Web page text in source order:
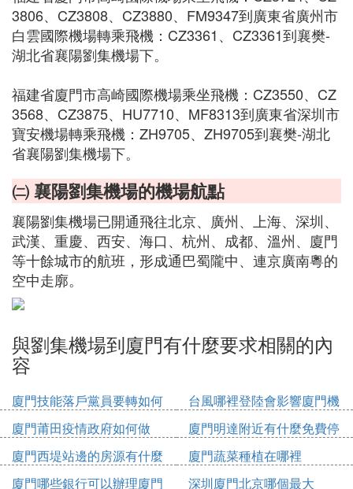
3806、CZ3808、CZ3880、FM9347到廣東省廣州市
白雲國際機場轉乘飛機：CZ3361、CZ3361到襄樊-
湖北省襄陽劉集機場下。
福建省廈門市高崎國際機場乘坐飛機：CZ3550、CZ
3568、CZ3875、HU7710、MF8313到廣東省深圳市
寶安機場轉乘飛機：ZH9705、ZH9705到襄樊-湖北
省襄陽劉集機場下。
㈡ 襄陽劉集機場的機場航點
襄陽劉集機場已開通飛往北京、廣州、上海、深圳、
武漢、重慶、西安、海口、杭州、成都、溫州、廈門
等十餘城市的航班，形成通巴蜀隴中、連京廣南粵的
空中走廓。
與劉集機場到廈門有什麼要求相關的內
容
廈門技能落戶黨員要轉如何
辦理
台風哪裡登陸會影響廈門機
場
廈門莆田疫情政府如何做
廈門明達附近有什麼免費停
車位
廈門西堤站邊的房源有什麼
廈門蔬菜種植在哪裡
廈門哪些銀行可以辦理廈門
深圳廈門北京哪個最大